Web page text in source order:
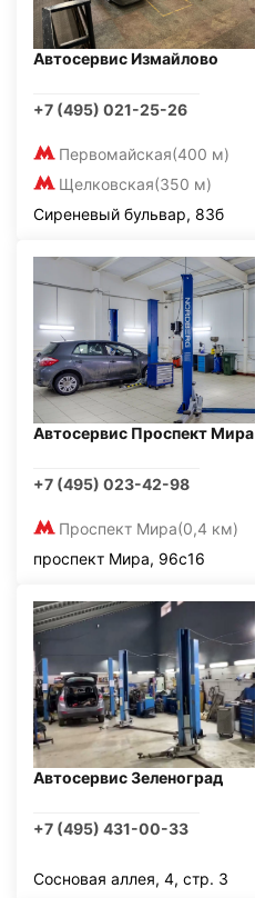
Автосервис Измайлово
+7 (495) 021-25-26
Первомайская(400 м)
Щелковская(350 м)
Сиреневый бульвар, 83б
Автосервис Проспект Мира
+7 (495) 023-42-98
Проспект Мира(0,4 км)
проспект Мира, 96с16
Автосервис Зеленоград
+7 (495) 431-00-33
Сосновая аллея, 4, стр. 3